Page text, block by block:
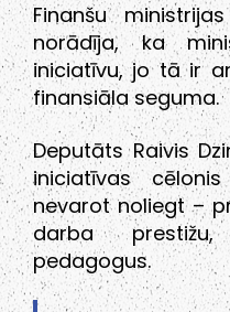
Finanšu
norādīja, ka
iniciatīvu, jo tā ir
finansiāla seguma.
Deputāts Raivis
iniciatīvas
nevarot noliegt –
darba
pedagogus.